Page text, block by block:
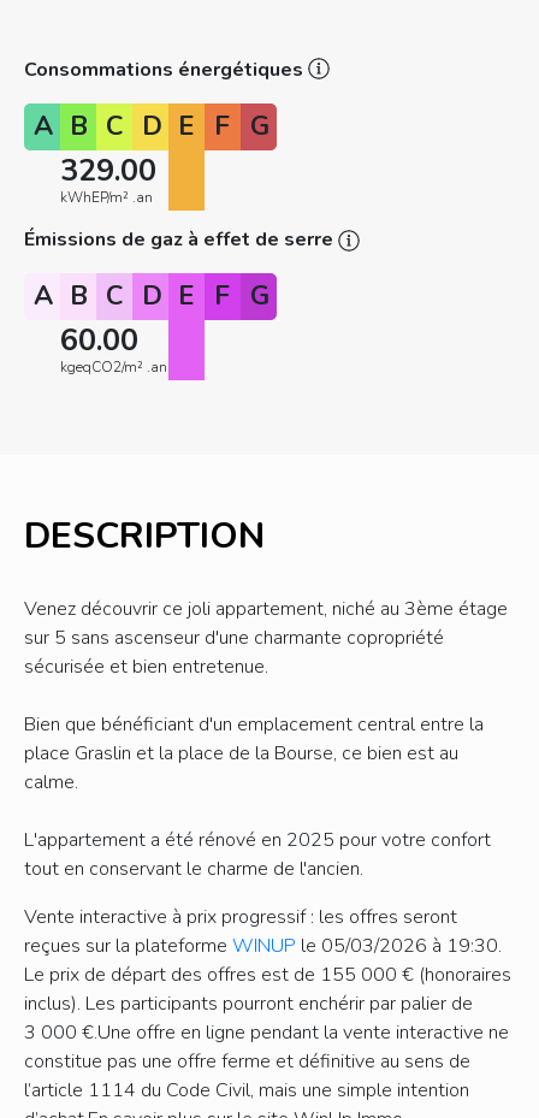
Consommations énergétiques
A B C D E F G
329.00
kWhEP/m² .an
Émissions de gaz à effet de serre
A B C D E F G
60.00
kgeqCO2/m² .an
DESCRIPTION
Venez découvrir ce joli appartement, niché au 3ème étage
sur 5 sans ascenseur d'une charmante copropriété
sécurisée et bien entretenue.
Bien que bénéficiant d'un emplacement central entre la
place Graslin et la place de la Bourse, ce bien est au
calme.
L'appartement a été rénové en 2025 pour votre confort
tout en conservant le charme de l'ancien.
Vente interactive à prix progressif : les offres seront
reçues sur la plateforme WINUP le 05/03/2026 à 19:30.
Le prix de départ des offres est de 155 000 € (honoraires
inclus). Les participants pourront enchérir par palier de
3 000 €.Une offre en ligne pendant la vente interactive ne
constitue pas une offre ferme et définitive au sens de
l’article 1114 du Code Civil, mais une simple intention